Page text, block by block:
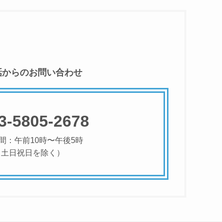
らのお問い合わせ
5805-2678
：午前10時〜午後5時
日祝日を除く）